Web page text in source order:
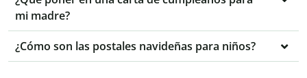
mi madre?
¿Cómo son las postales navideñas para niños?